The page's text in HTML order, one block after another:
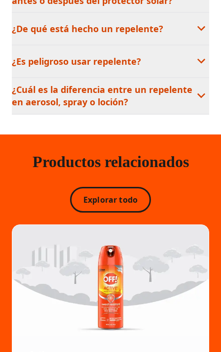
¿De qué está hecho un repelente?
¿Es peligroso usar repelente?
¿Cuál es la diferencia entre un repelente
en aerosol, spray o loción?
Productos relacionados
Explorar todo